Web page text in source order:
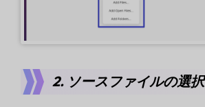
2. ソースファイルの選択